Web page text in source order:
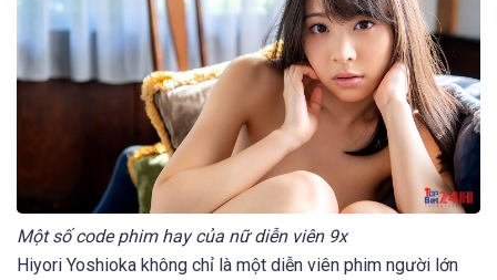
Một số code phim hay của nữ diễn viên 9x
Hiyori Yoshioka không chỉ là một diễn viên phim người lớn